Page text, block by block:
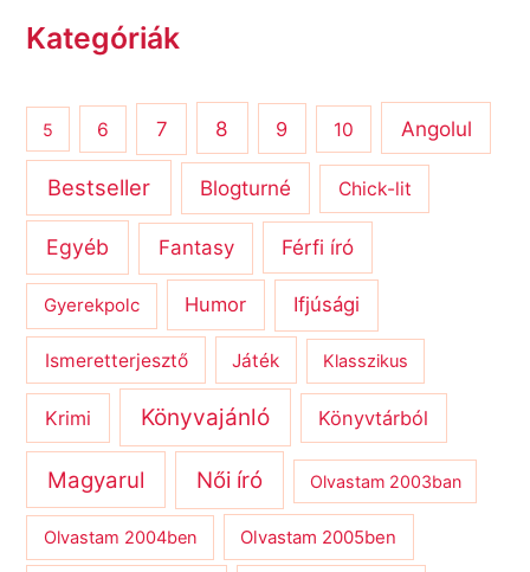
Kategóriák
5 6 7 8 9 10 Angolul
Bestseller Blogturné Chick-lit
Egyéb Fantasy Férfi író
Gyerekpolc Humor Ifjúsági
Ismeretterjesztő Játék Klasszikus
Krimi Könyvajánló Könyvtárból
Magyarul Női író Olvastam 2003ban
Olvastam 2004ben Olvastam 2005ben